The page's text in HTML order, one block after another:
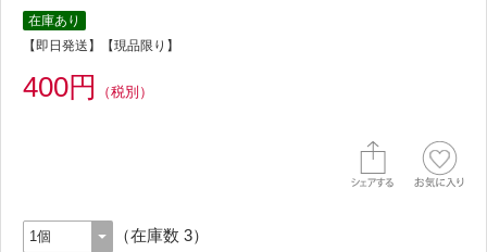
在庫あり
【即日発送】【現品限り】
400円 （税別）
（在庫数 3）